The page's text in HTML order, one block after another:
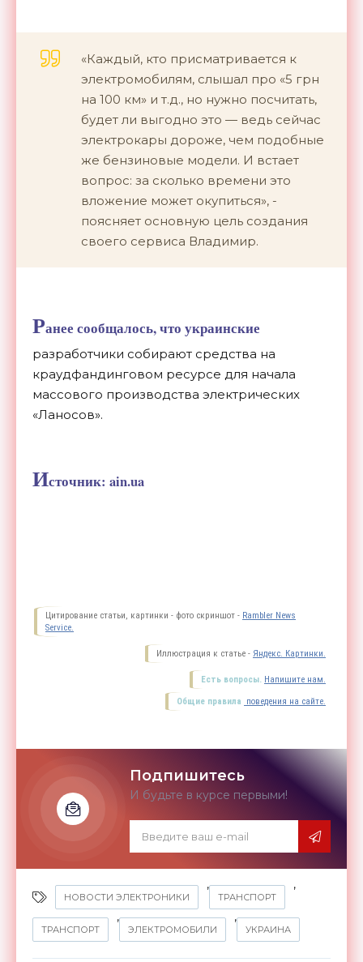
«Каждый, кто присматривается к
электромобилям, слышал про «5 грн
на 100 км» и т.д., но нужно посчитать,
будет ли выгодно это — ведь сейчас
электрокары дороже, чем подобные
же бензиновые модели. И встает
вопрос: за сколько времени это
вложение может окупиться», -
поясняет основную цель создания
своего сервиса Владимир.
Ранее сообщалось, что украинские
разработчики собирают средства на
краудфандинговом ресурсе для начала
массового производства электрических
«Ланосов».
Источник: ain.ua
Цитирование статьи, картинки - фото скриншот - Rambler News
Service.
Иллюстрация к статье - Яндекс. Картинки.
Есть вопросы. Напишите нам.
Общие правила поведения на сайте.
Подпишитесь
И будьте в курсе первыми!
НОВОСТИ ЭЛЕКТРОНИКИ
,
ТРАНСПОРТ
,
ТРАНСПОРТ
,
ЭЛЕКТРОМОБИЛИ
,
УКРАИНА